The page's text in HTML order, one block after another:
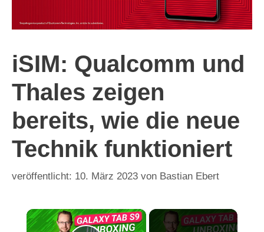
iSIM: Qualcomm und
Thales zeigen
bereits, wie die neue
Technik funktioniert
10. März 2023 von Bastian Ebert
×